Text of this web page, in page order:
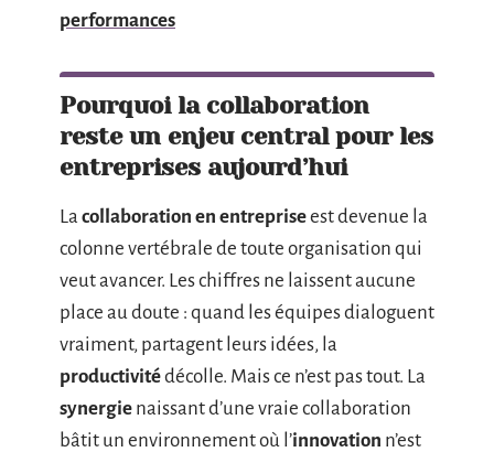
performances
Pourquoi la collaboration
reste un enjeu central pour les
entreprises aujourd’hui
La collaboration en entrepriseest devenue la
colonne vertébrale de toute organisation qui
veut avancer. Les chiffres ne laissent aucune
place au doute : quand les équipes dialoguent
vraiment, partagent leurs idées, la
productivitédécolle. Mais ce n’est pas tout. La
synergie naissant d’une vraie collaboration
bâtit un environnement où l’innovation n’est